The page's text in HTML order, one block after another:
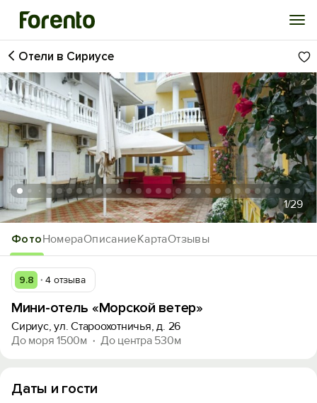
Войти
Избранное
История просмотра
Добавить свой объект
ФотоНомераОписаниеКартаОтзывы
Отели в Сириусе
1/29
9.8 4 отзыва
Мини-отель «Морской ветер»
Сириус, ул. Староохотничья, д. 26
До моря 1500м
До центра 530м
Даты и гости